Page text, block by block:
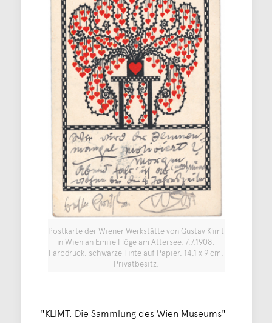
Postkarte der Wiener Werkstätte von Gustav Klimt
in Wien an Emilie Flöge am Attersee, 7.7.1908,
Farbdruck, schwarze Tinte auf Papier, 14,1 x 9 cm,
Privatbesitz.
"KLIMT. Die Sammlung des Wien Museums"